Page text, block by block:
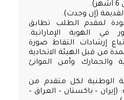
القديمة (إن وجدت).
لمقدم الطلب تطابق
في الهوية الإماراتية.
إرشادات التقاط صورة
من قبل الهيئة الاتحادية
والجمارك وأمن الموانئ
الوطنية لكل متقدم من
(إيران – باكستان – العراق –